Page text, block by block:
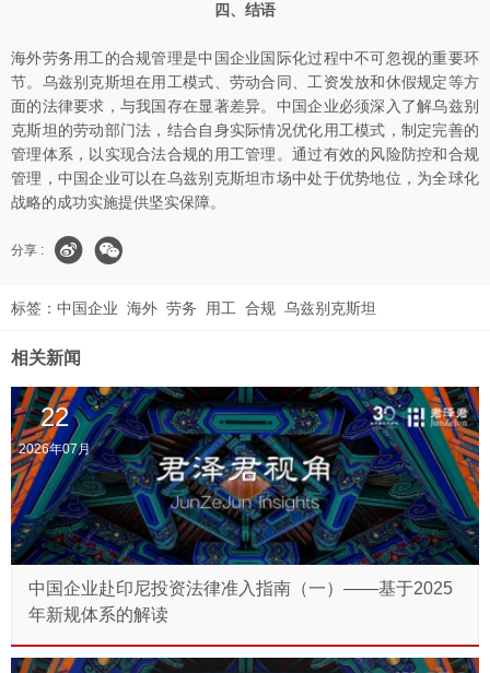
四、结语
海外劳务用工的合规管理是中国企业国际化过程中不可忽视的重要环
节。乌兹别克斯坦在用工模式、劳动合同、工资发放和休假规定等方
面的法律要求，与我国存在显著差异。中国企业必须深入了解乌兹别
克斯坦的劳动部门法，结合自身实际情况优化用工模式，制定完善的
管理体系，以实现合法合规的用工管理。通过有效的风险防控和合规
管理，中国企业可以在乌兹别克斯坦市场中处于优势地位，为全球化
战略的成功实施提供坚实保障。
分享 :
标签： 中国企业 海外 劳务 用工 合规 乌兹别克斯坦
相关新闻
22
2026年07月
中国企业赴印尼投资法律准入指南（一）——基于2025
年新规体系的解读